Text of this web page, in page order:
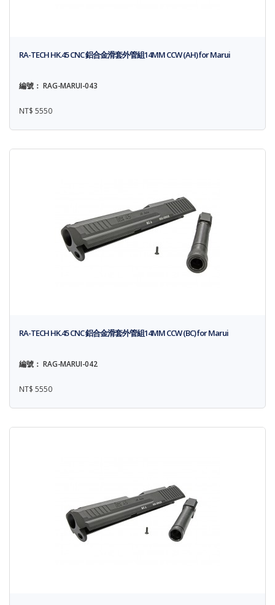
RA-TECH HK.45 CNC 鋁合金滑套外管組14MM CCW (AH) for Marui
編號： RAG-MARUI-043
NT$ 5550
RA-TECH HK.45 CNC 鋁合金滑套外管組14MM CCW (BC) for Marui
編號： RAG-MARUI-042
NT$ 5550